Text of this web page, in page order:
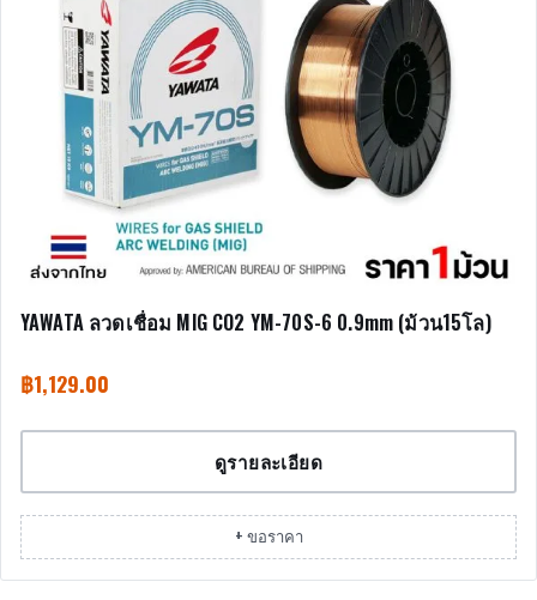
YAWATA ลวดเชื่อม MIG CO2 YM-70S-6 0.9mm (ม้วน15โล)
฿1,129.00
ดูรายละเอียด
+ ขอราคา